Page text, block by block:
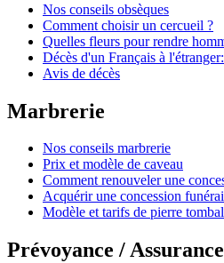
Nos conseils obsèques
Comment choisir un cercueil ?
Quelles fleurs pour rendre
Décès d'un Français à
Avis de décès
Marbrerie
Nos conseils marbrerie
Prix et modèle de caveau
Comment renouveler une
Acquérir une concession
Modèle et tarifs de pierre
Prévoyance / Assurance